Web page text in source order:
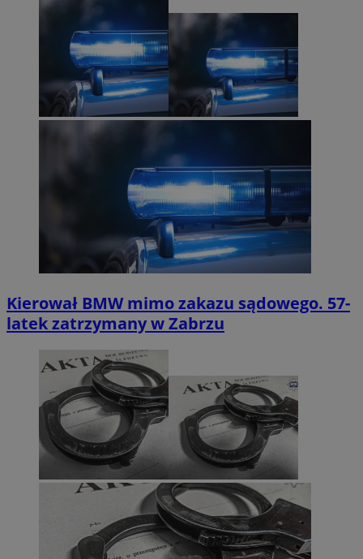
Kierował BMW mimo zakazu sądowego. 57-
latek zatrzymany w Zabrzu